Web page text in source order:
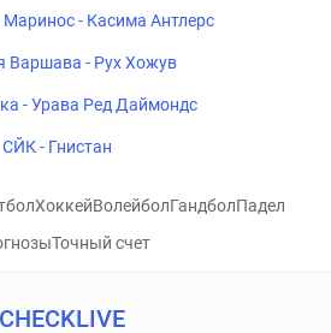
- Касима Антлерс
Варшава - Рух Хожув
- Урава Ред Даймондс
СЙК - Гнистан
ХоккейВолейболГандболПадел
Точный счет
CHECKLIVE